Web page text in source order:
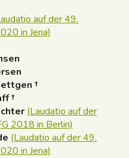
auf der 49.
in Jena)
†
†
(Laudatio auf der
2018 in Berlin)
(Laudatio auf der 49.
in Jena)